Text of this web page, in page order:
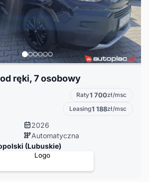
ręki, 7 osobowy
Raty1 700zł/msc
Leasing1 188zł/msc
2026
Automatyczna
(Lubuskie)